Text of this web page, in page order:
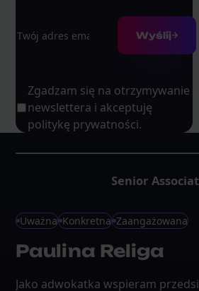
Wyślij
Zgadzam się na otrzymywanie
newslettera i akceptuję
politykę prywatności.
Senior
Uważna Konkretna Zaangażowana
Paulina Religa
Jako adwokatka wspieram